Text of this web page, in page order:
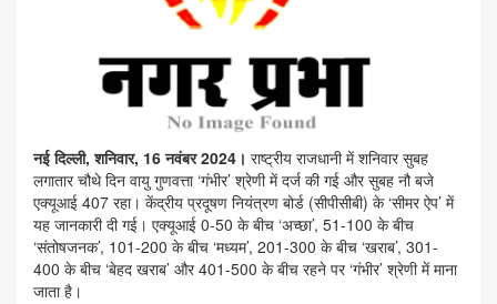
नई दिल्ली, शनिवार, 16 नवंबर 2024। राष्ट्रीय राजधानी में शनिवार सुबह
लगातार चौथे दिन वायु गुणवत्ता ‘गंभीर’ श्रेणी में दर्ज की गई और सुबह नौ बजे
एक्यूआई 407 रहा। केंद्रीय प्रदूषण नियंत्रण बोर्ड (सीपीसीबी) के ‘सीमर ऐप’ में
यह जानकारी दी गई। एक्यूआई 0-50 के बीच ‘अच्छा’, 51-100 के बीच
‘संतोषजनक’, 101-200 के बीच ‘मध्यम’, 201-300 के बीच ‘खराब’, 301-
400 के बीच ‘बेहद खराब’ और 401-500 के बीच रहने पर ‘गंभीर’ श्रेणी में माना
जाता है।